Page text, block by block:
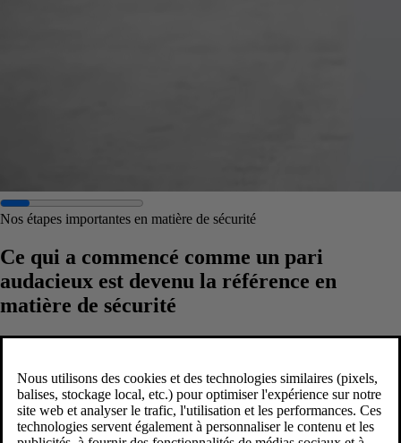
Nos étapes importantes en matière de sécurité
Ce qui a commencé comme un pari
audacieux est devenu la référence en
matière de sécurité
1959 – Ceinture de sécurité à trois points